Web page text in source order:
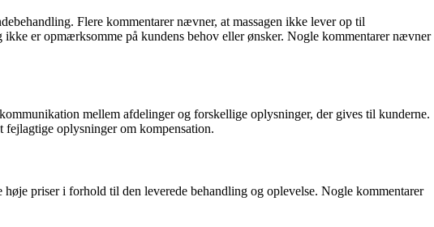
Flere kommentarer nævner, at massagen ikke lever op til
er opmærksomme på kundens behov eller ønsker. Nogle kommentarer nævner
mellem afdelinger og forskellige oplysninger, der gives til kunderne.
oplysninger om kompensation.
priser i forhold til den leverede behandling og oplevelse. Nogle kommentarer